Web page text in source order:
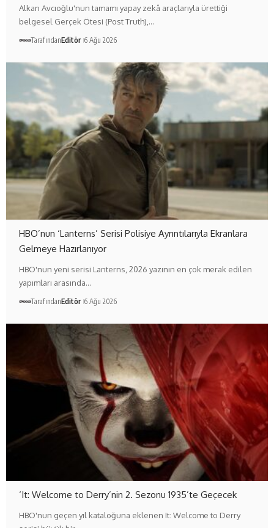
Alkan Avcıoğlu'nun tamamı yapay zekâ araçlarıyla ürettiği
belgesel Gerçek Ötesi (Post Truth),…
TarafındanEditör 6 Ağu 2026
HBO’nun ‘Lanterns’ Serisi Polisiye Ayrıntılarıyla Ekranlara
Gelmeye Hazırlanıyor
HBO'nun yeni serisi Lanterns, 2026 yazının en çok merak edilen
yapımları arasında…
TarafındanEditör 6 Ağu 2026
‘It: Welcome to Derry’nin 2. Sezonu 1935’te Geçecek
HBO'nun geçen yıl kataloğuna eklenen It: Welcome to Derry